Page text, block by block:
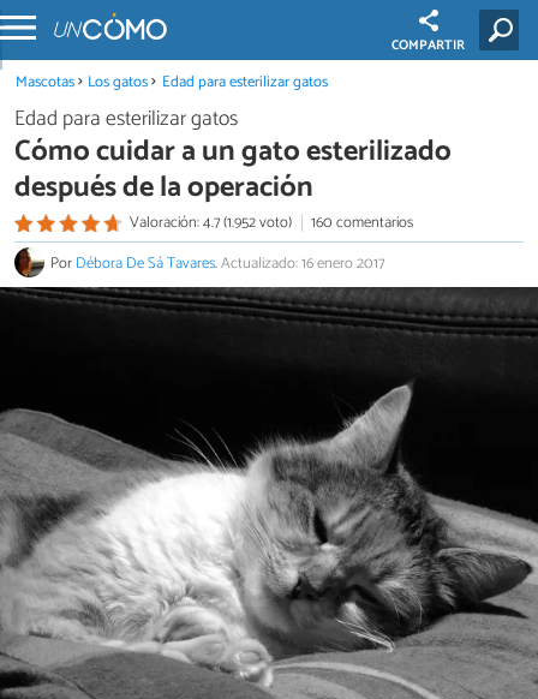
COMPARTIR
Mascotas Los gatos Edad para esterilizar gatos
Edad para esterilizar gatos
Cómo cuidar a un gato esterilizado
después de la operación
Valoración: 4.7 (1.952 voto)
160 comentarios
PorDébora De Sá Tavares.Actualizado: 16 enero 2017